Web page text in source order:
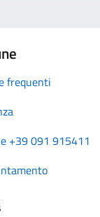
frequenti
+39 091 915411